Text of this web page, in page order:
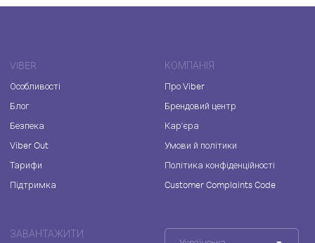
VIBER
Особливості
Блог
Безпека
Viber Out
Тарифи
Підтримка
КОМПАНІЯ
Про Viber
Брендовий центр
Кар'єра
Умови й політики
Політика конфіденційності
Customer Complaints Code
ЗАВАНТАЖИТИ